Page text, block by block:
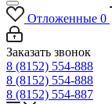
Отложенные 0
Заказать звонок
8 (8152) 554-888
8 (8152) 554-888
8 (8152) 554-887